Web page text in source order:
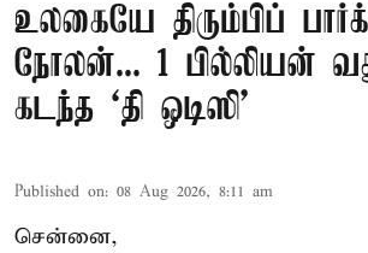
உலகையே திரும்பிப்
நோலன்... 1 பில்லியன்
கடந்த ‘தி ஒடிஸி’
Published on: 08 Aug 2026, 8:11 am
சென்னை,